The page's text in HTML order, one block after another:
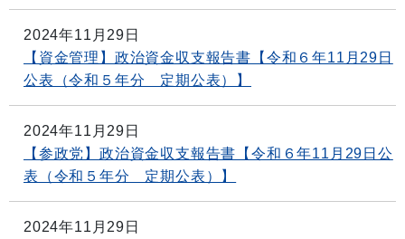
2024年11月29日
【資金管理】政治資金収支報告書【令和６年11月29日
公表（令和５年分 定期公表）】
2024年11月29日
【参政党】政治資金収支報告書【令和６年11月29日公
表（令和５年分 定期公表）】
2024年11月29日